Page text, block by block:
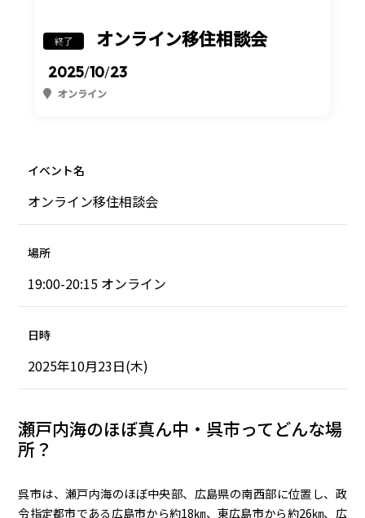
終了 オンライン移住相談会
2025/10/23
オンライン
イベント名
オンライン移住相談会
場所
19:00-20:15 オンライン
日時
2025年10月23日(木)
瀬戸内海のほぼ真ん中・呉市ってどんな場
所？
呉市は、瀬戸内海のほぼ中央部、広島県の南西部に位置し、政
令指定都市である広島市から約18㎞、東広島市から約26㎞、広